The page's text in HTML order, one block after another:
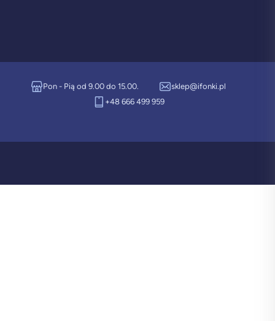
Pon - Pią od 9.00 do 15.00.
sklep@ifonki.pl
+48 666 499 959